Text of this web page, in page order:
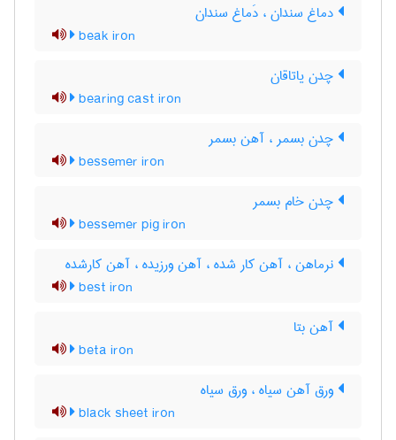
دماغ سندان ، دَماغ سندان
beak iron
چدن یاتاقان
bearing cast iron
چدن بسمر ، آهن بسمر
bessemer iron
چدن خام بسمر
bessemer pig iron
نرماهن ، آهن کار شده ، آهن ورزیده ، آهن کارشده
best iron
آهن بتا
beta iron
ورق آهن سیاه ، ورق سیاه
black sheet iron